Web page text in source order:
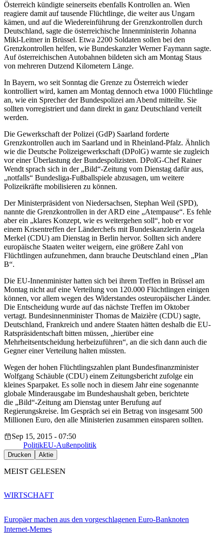
Österreich kündigte seinerseits ebenfalls Kontrollen an. Wien
reagiere damit auf tausende Flüchtlinge, die weiter aus Ungarn
kämen, und auf die Wiedereinführung der Grenzkontrollen durch
Deutschland, sagte die österreichische Innenministerin Johanna
Mikl-Leitner in Brüssel. Etwa 2200 Soldaten sollen bei den
Grenzkontrollen helfen, wie Bundeskanzler Werner Faymann sagte.
Auf österreichischen Autobahnen bildeten sich am Montag Staus
von mehreren Dutzend Kilometern Länge.
In Bayern, wo seit Sonntag die Grenze zu Österreich wieder
kontrolliert wird, kamen am Montag dennoch etwa 1000 Flüchtlinge
an, wie ein Sprecher der Bundespolizei am Abend mitteilte. Sie
sollten vorregistriert und dann direkt in ganz Deutschland verteilt
werden.
Die Gewerkschaft der Polizei (GdP) Saarland forderte
Grenzkontrollen auch im Saarland und in Rheinland-Pfalz. Ähnlich
wie die Deutsche Polizeigewerkschaft (DPolG) warnte sie zugleich
vor einer Überlastung der Bundespolizisten. DPolG-Chef Rainer
Wendt sprach sich in der „Bild“-Zeitung vom Dienstag dafür aus,
„notfalls“ Bundesliga-Fußballspiele abzusagen, um weitere
Polizeikräfte mobilisieren zu können.
Der Ministerpräsident von Niedersachsen, Stephan Weil (SPD),
nannte die Grenzkontrollen in der ARD eine „Atempause“. Es fehle
aber ein „klares Konzept, wie es weitergehen soll“, hob er vor
einem Krisentreffen der Länderchefs mit Bundeskanzlerin Angela
Merkel (CDU) am Dienstag in Berlin hervor. Sollten sich andere
europäische Staaten weiter weigern, eine größere Zahl von
Flüchtlingen aufzunehmen, dann brauche Deutschland einen „Plan
B“.
Die EU-Innenminister hatten sich bei ihrem Treffen in Brüssel am
Montag nicht auf eine Verteilung von 120.000 Flüchtlingen einigen
können, vor allem wegen des Widerstandes osteuropäischer Länder.
Die Entscheidung wurde auf das nächste Treffen im Oktober
vertagt. Bundesinnenminister Thomas de Maizière (CDU) sagte,
Deutschland, Frankreich und andere Staaten hätten deshalb die EU-
Ratspräsidentschaft bitten müssen, „hierüber eine
Mehrheitsentscheidung herbeizuführen“, an die sich dann auch die
Gegner einer Verteilung halten müssten.
Wegen der hohen Flüchtlingszahlen plant Bundesfinanzminister
Wolfgang Schäuble (CDU) einem Zeitungsbericht zufolge ein
kleines Sparpaket. Es solle noch in diesem Jahr eine sogenannte
globale Minderausgabe im Bundeshaushalt geben, berichtete
die „Bild“-Zeitung am Dienstag unter Berufung auf
Regierungskreise. Im Gespräch sei ein Betrag von insgesamt 500
Millionen Euro, den alle Ministerien zusammen einsparen sollten.
Sep 15, 2015 - 07:50
PolitikEU-Außenpolitik
Drucken Aktie
MEIST GELESEN
Europäer machen aus den vorgeschlagenen Euro-Banknoten
Internet-Memes
WIRTSCHAFT